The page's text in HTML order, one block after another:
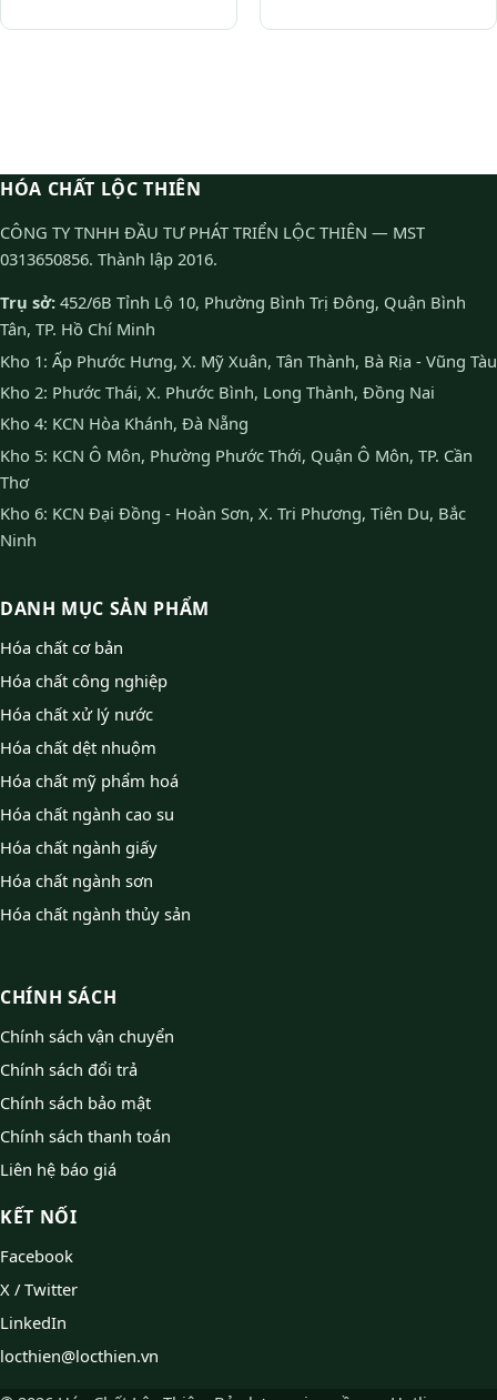
HÓA CHẤT LỘC THIÊN
CÔNG TY TNHH ĐẦU TƯ PHÁT TRIỂN LỘC THIÊN — MST
0313650856. Thành lập 2016.
Trụ sở: 452/6B Tỉnh Lộ 10, Phường Bình Trị Đông, Quận Bình
Tân, TP. Hồ Chí Minh
Kho 1: Ấp Phước Hưng, X. Mỹ Xuân, Tân Thành, Bà Rịa - Vũng Tàu
Kho 2: Phước Thái, X. Phước Bình, Long Thành, Đồng Nai
Kho 4: KCN Hòa Khánh, Đà Nẵng
Kho 5: KCN Ô Môn, Phường Phước Thới, Quận Ô Môn, TP. Cần
Thơ
Kho 6: KCN Đại Đồng - Hoàn Sơn, X. Tri Phương, Tiên Du, Bắc
Ninh
DANH MỤC SẢN PHẨM
Hóa chất cơ bản
Hóa chất công nghiệp
Hóa chất xử lý nước
Hóa chất dệt nhuộm
Hóa chất mỹ phẩm hoá
Hóa chất ngành cao su
Hóa chất ngành giấy
Hóa chất ngành sơn
Hóa chất ngành thủy sản
CHÍNH SÁCH
Chính sách vận chuyển
Chính sách đổi trả
Chính sách bảo mật
Chính sách thanh toán
Liên hệ báo giá
KẾT NỐI
Facebook
X / Twitter
LinkedIn
locthien@locthien.vn